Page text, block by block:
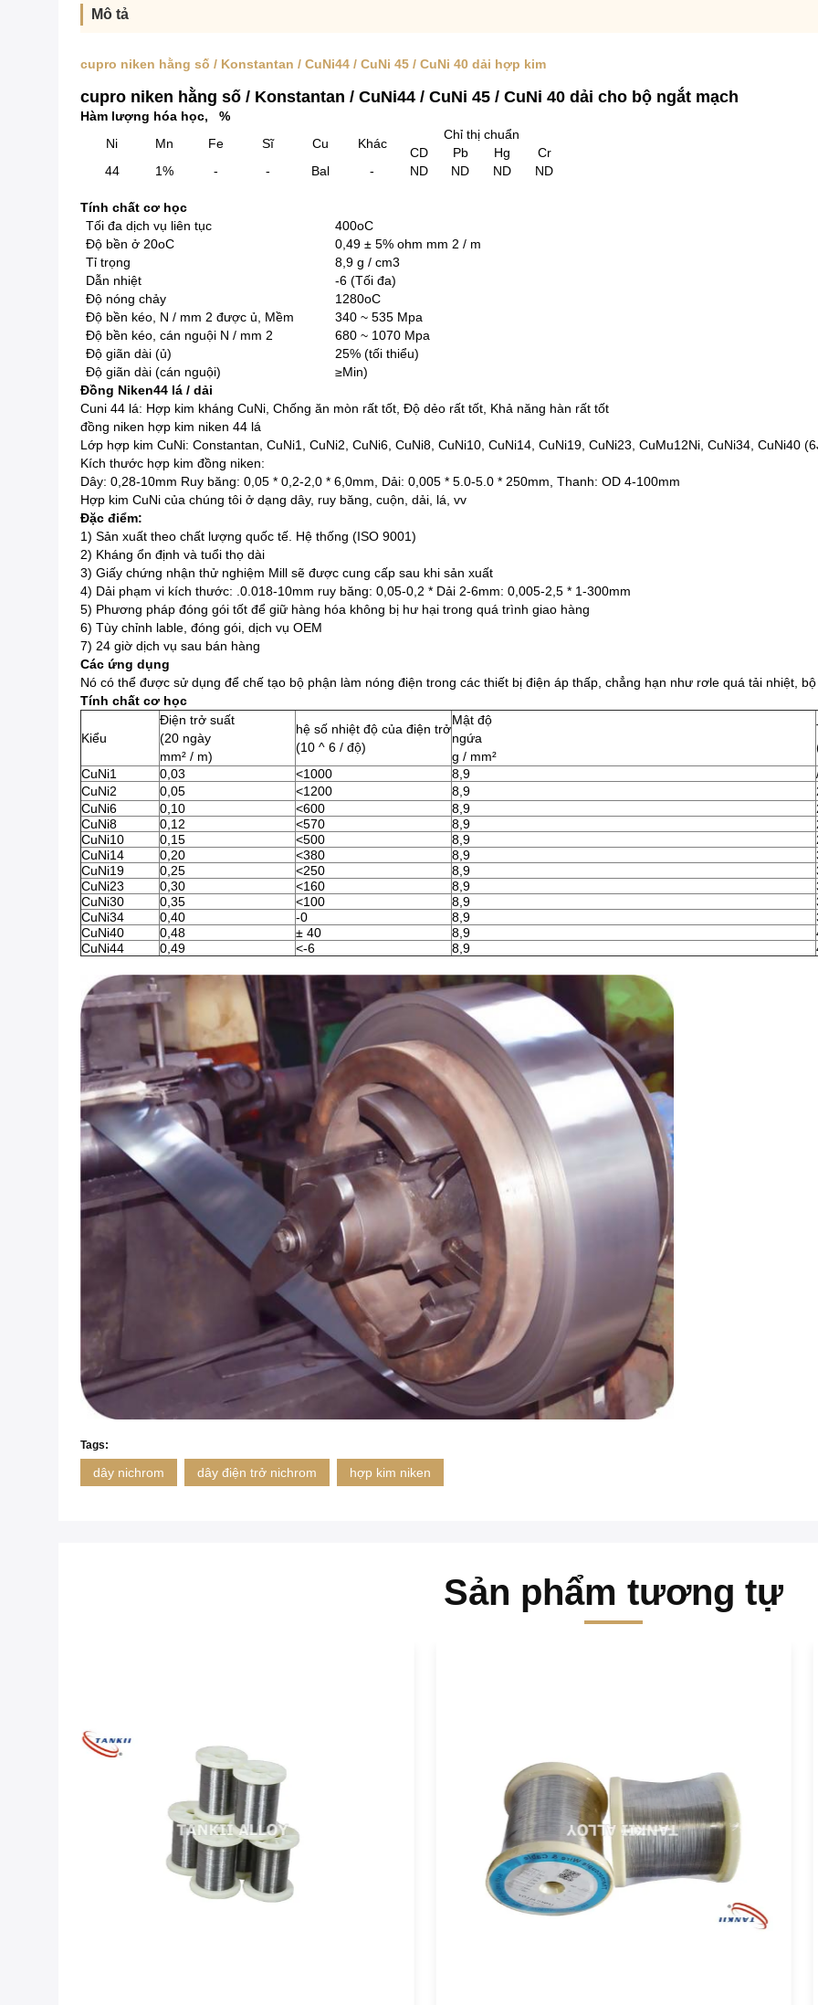
Mô tả
cupro niken hằng số / Konstantan / CuNi44 / CuNi 45 / CuNi 40 dải hợp kim
cupro niken hằng số / Konstantan / CuNi44 / CuNi 45 / CuNi 40 dải cho bộ ngắt mạch
Hàm lượng hóa học,
%
Ni
Mn Fe Sĩ Cu Khác
Chỉ thị chuẩn
CD
Pb Hg
Cr
44
1% - - Bal - ND ND ND ND
Tính chất cơ học
Tối đa dịch vụ liên tục
400oC
Độ bền ở 20oC
0,49 ± 5% ohm mm 2 / m
Tỉ trọng
8,9 g / cm3
Dẫn nhiệt
-6 (Tối đa)
Độ nóng chảy
1280oC
Độ bền kéo, N / mm 2 được ủ, Mềm
340 ~ 535 Mpa
Độ bền kéo, cán nguội N / mm 2
680 ~ 1070 Mpa
Độ giãn dài (ủ)
25% (tối thiểu)
Độ giãn dài (cán nguội)
≥Min)
Đồng Niken44 lá / dải
Cuni 44 lá: Hợp kim kháng CuNi, Chống ăn mòn rất tốt, Độ dẻo rất tốt, Khả năng hàn rất tốt
đồng niken hợp kim niken 44 lá
Lớp hợp kim CuNi: Constantan, CuNi1, CuNi2, CuNi6, CuNi8, CuNi10, CuNi14, CuNi19, CuNi23, CuMu12Ni, CuNi34, CuNi40
Kích thước hợp kim đồng niken:
Dây: 0,28-10mm Ruy băng: 0,05 * 0,2-2,0 * 6,0mm, Dải: 0,005 * 5.0-5.0 * 250mm, Thanh: OD 4-100mm
Hợp kim CuNi của chúng tôi ở dạng dây, ruy băng, cuộn, dải, lá, vv
Đặc điểm:
1) Sản xuất theo chất lượng quốc tế. Hệ thống (ISO 9001)
2) Kháng ổn định và tuổi thọ dài
3) Giấy chứng nhận thử nghiệm Mill sẽ được cung cấp sau khi sản xuất
4) Dải phạm vi kích thước: .0.018-10mm ruy băng: 0,05-0,2 * Dải 2-6mm: 0,005-2,5 * 1-300mm
5) Phương pháp đóng gói tốt để giữ hàng hóa không bị hư hại trong quá trình giao hàng
6) Tùy chỉnh lable, đóng gói, dịch vụ OEM
7) 24 giờ dịch vụ sau bán hàng
Các ứng dụng
Nó có thể được sử dụng để chế tạo bộ phận làm nóng điện trong các thiết bị điện áp thấp, chẳng hạn như rơle quá tải nhiệt, bộ
Tính chất cơ học
Kiểu
Điện trở suất
(20 ngày
mm² / m)
hệ số nhiệt độ của điện trở
(10 ^ 6 / độ)
Mật độ
ngứa
g / mm²
CuNi1
0,03 <1000 8,9
CuNi2
0,05 <1200 8,9
CuNi6
0,10 <600 8,9
CuNi8
0,12 <570 8,9
CuNi10
0,15 <500 8,9
CuNi14
0,20 <380 8,9
CuNi19
0,25 <250 8,9
CuNi23
0,30 <160 8,9
CuNi30
0,35 <100 8,9
CuNi34
0,40 -0 8,9
CuNi40
0,48 ± 40 8,9
CuNi44
0,49 <-6 8,9
Tags:
dây nichrom dây điện trở nichrom hợp kim niken
Sản phẩm tương tự